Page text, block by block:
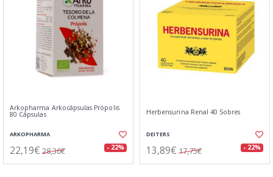
Arkopharma Arkocápsulas Própolis
80 Cápsulas
ARKOPHARMA
22,19€ 28,36€ - 22%
Herbensurina Renal 40 Sobres
DEITERS
13,89€ 17,75€ - 22%